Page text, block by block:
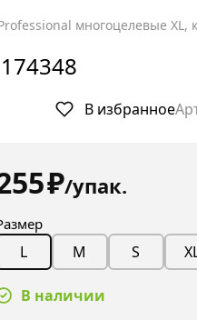
многоцелевые XL,
В избранное
₽/упак.
L M S
В наличии